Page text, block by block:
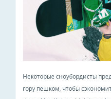
Некоторые сноубордисты
гору пешком, чтобы